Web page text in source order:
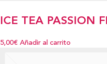
ICE TEA PASSION
5,00€ Añadir al carrito